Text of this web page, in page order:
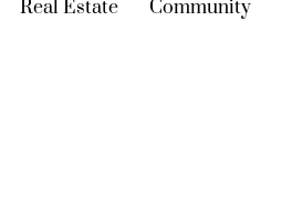
(current)
Real Estate (current)
Community